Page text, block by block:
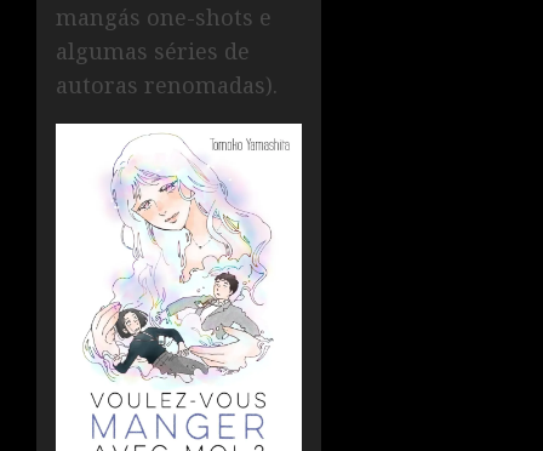
mangás one-shots e
algumas séries de
autoras renomadas).